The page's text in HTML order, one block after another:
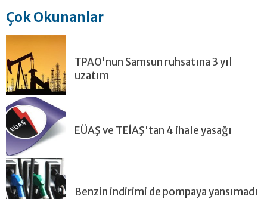
Çok Okunanlar
TPAO'nun Samsun ruhsatına 3 yıl
uzatım
EÜAŞ ve TEİAŞ'tan 4 ihale yasağı
Benzin indirimi de pompaya yansımadı